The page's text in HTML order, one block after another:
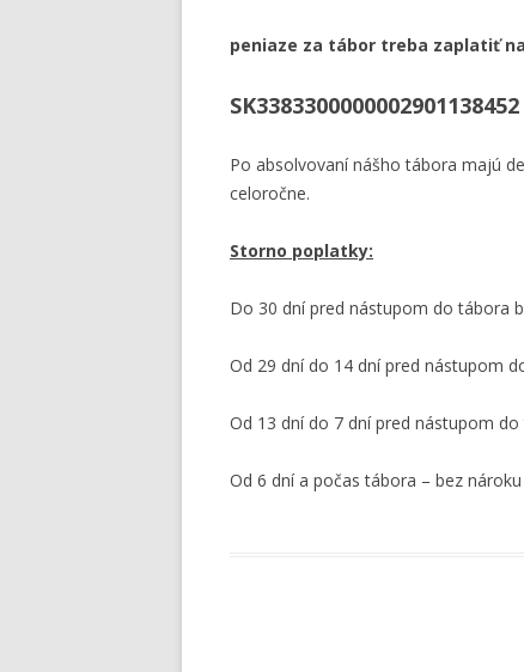
peniaze za tábor treba zaplatiť
SK3383300000002901138452
Po absolvovaní nášho tábora majú
celoročne.
Storno poplatky:
Do 30 dní pred nástupom do tábora
Od 29 dní do 14 dní pred nástupom
Od 13 dní do 7 dní pred nástupom
Od 6 dní a počas tábora – bez